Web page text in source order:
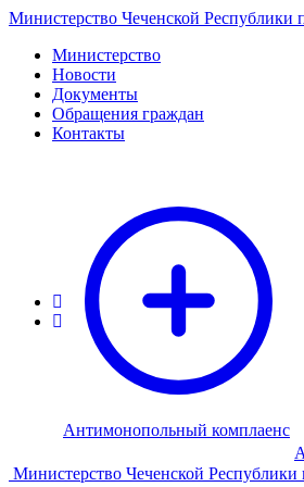
Министерство Чеченской Республики
Министерство
Новости
Документы
Обращения граждан
Контакты
Антимонопольный комплаенс
Министерство Чеченской